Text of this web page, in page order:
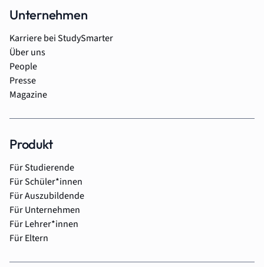
Unternehmen
Karriere bei StudySmarter
Über uns
People
Presse
Magazine
Produkt
Für Studierende
Für Schüler*innen
Für Auszubildende
Für Unternehmen
Für Lehrer*innen
Für Eltern